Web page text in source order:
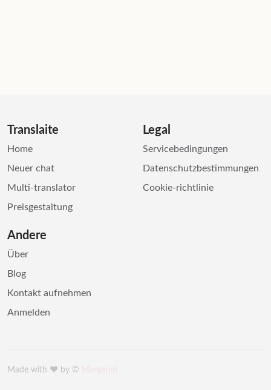
Translaite
Home
Neuer chat
Multi-translator
Preisgestaltung
Legal
Servicebedingungen
Datenschutzbestimmungen
Cookie-richtlinie
Andere
Über
Blog
Kontakt aufnehmen
Anmelden
Made with ♥️ by ©